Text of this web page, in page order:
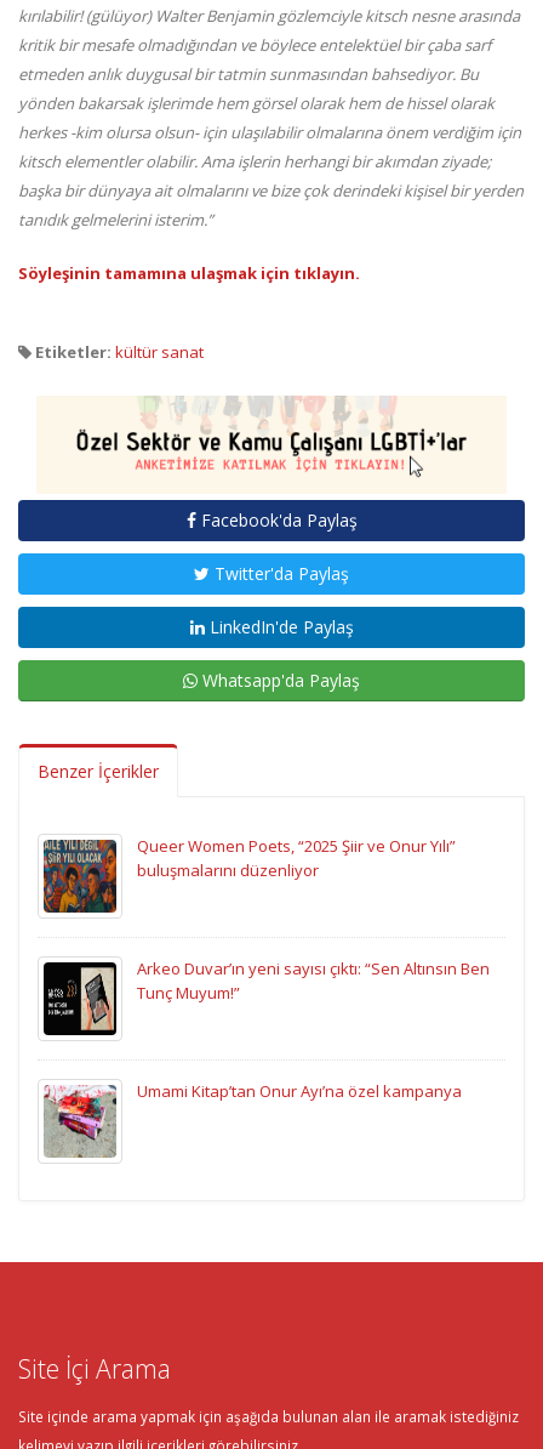
kırılabilir! (gülüyor) Walter Benjamin gözlemciyle kitsch nesne arasında
kritik bir mesafe olmadığından ve böylece entelektüel bir çaba sarf
etmeden anlık duygusal bir tatmin sunmasından bahsediyor. Bu
yönden bakarsak işlerimde hem görsel olarak hem de hissel olarak
herkes -kim olursa olsun- için ulaşılabilir olmalarına önem verdiğim için
kitsch elementler olabilir. Ama işlerin herhangi bir akımdan ziyade;
başka bir dünyaya ait olmalarını ve bize çok derindeki kişisel bir yerden
tanıdık gelmelerini isterim.”
Söyleşinin tamamına ulaşmak için tıklayın.
Etiketler: kültür sanat
Facebook'da Paylaş
Twitter'da Paylaş
LinkedIn'de Paylaş
Whatsapp'da Paylaş
Benzer İçerikler
Queer Women Poets, “2025 Şiir ve Onur Yılı”
buluşmalarını düzenliyor
Arkeo Duvar’ın yeni sayısı çıktı: “Sen Altınsın Ben
Tunç Muyum!”
Umami Kitap’tan Onur Ayı’na özel kampanya
Site İçi Arama
Site içinde arama yapmak için aşağıda bulunan alan ile aramak istediğiniz
kelimeyi yazıp ilgili içerikleri görebilirsiniz.